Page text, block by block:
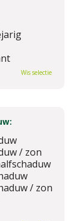
Wis selectie
/ zon
/ zon